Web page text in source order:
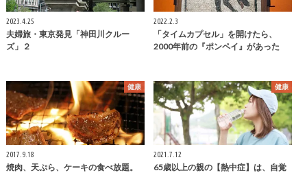
2023.4.25
夫婦旅・東京発見「神田川クルー
ズ」２
2022.2.3
「タイムカプセル」を開けたら、
2000年前の『ポンペイ』があった
健康
2017.9.18
焼肉、天ぷら、ケーキの食べ放題。
健康
2021.7.12
65歳以上の親の【熱中症】は、自覚